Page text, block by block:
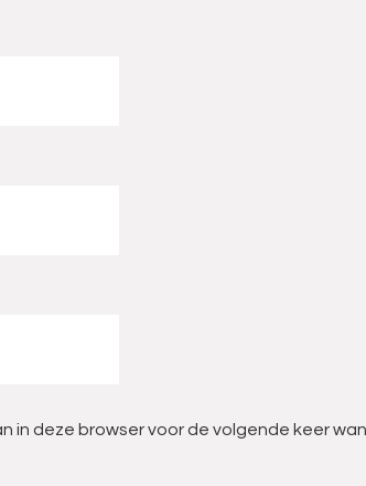
in deze browser voor de volgende keer